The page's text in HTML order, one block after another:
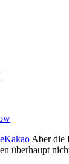
Aber die
überhaupt